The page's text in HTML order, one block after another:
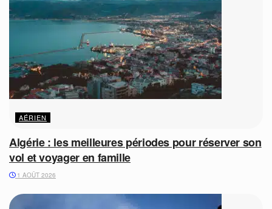
AÉRIEN
Algérie : les meilleures périodes pour réserver son
vol et voyager en famille
1 AOÛT 2026